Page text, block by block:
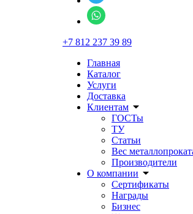
+7 812 237 39 89
Главная
Каталог
Услуги
Доставка
Клиентам
ГОСТы
ТУ
Статьи
Вес
Производители
О компании
Сертификаты
Награды
Бизнес